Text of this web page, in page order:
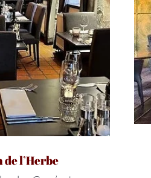
l’Herbe